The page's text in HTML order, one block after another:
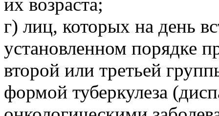
г) лиц, которых на день
установленном порядке
второй или третьей
формой туберкулеза